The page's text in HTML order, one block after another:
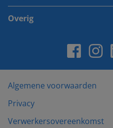
Overig
Algemene voorwaarden
Privacy
Verwerkersovereenkomst